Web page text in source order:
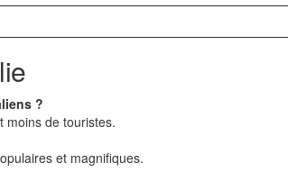
?
moins de touristes.
et magnifiques.